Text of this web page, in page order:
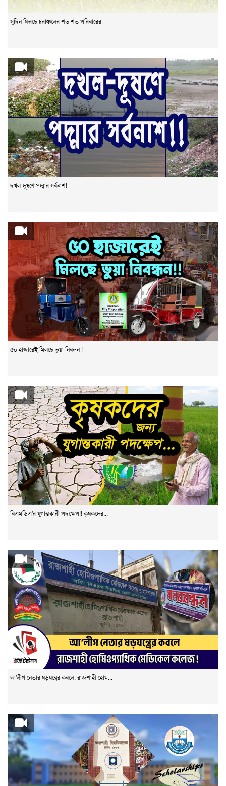
সুদিন ফিরছে চরাঞ্চলের শত শত পরিবারের।
দখল-দূষণে পদ্মার সর্বনাশ!
৫০ হাজারেই মিলছে ভুয়া নিবন্ধন !
বিএমডিএ'র যুগান্তকারী পদক্ষেপ!! কৃষকদের...
আ'লীগ নেতার ষড়যন্ত্রের কবলে, রাজশাহী হোম...